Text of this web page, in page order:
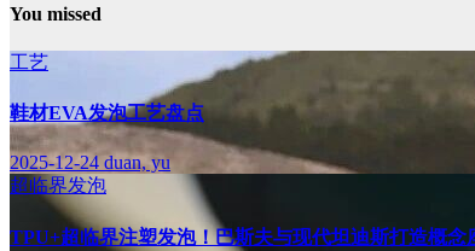
You missed
工艺
鞋材EVA发泡工艺盘点
2025-12-24duan, yu
超临界发泡
TPU+超临界注塑发泡！巴斯夫与现代坦迪斯打造概念